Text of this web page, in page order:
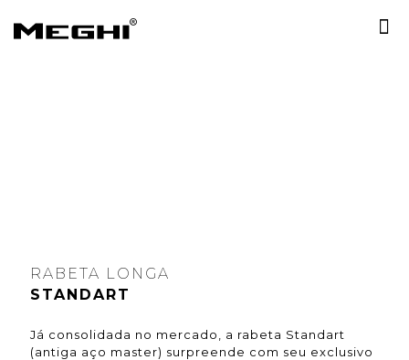
RABETA LONGA
STANDART
Já consolidada no mercado, a rabeta Standart
(antiga aço master) surpreende com seu exclusivo